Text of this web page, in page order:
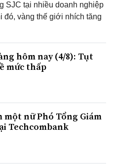
SJC tại nhiều doanh nghiệp
đó, vàng thế giới nhích tăng
hôm nay (4/8): Tụt
mức thấp
một nữ Phó Tổng Giám
Techcombank